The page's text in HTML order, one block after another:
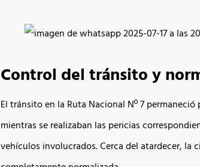
Control del tránsito y
El tránsito en la Ruta Nacional Nº 7
mientras se realizaban las pericias
vehículos involucrados. Cerca del atardecer, la